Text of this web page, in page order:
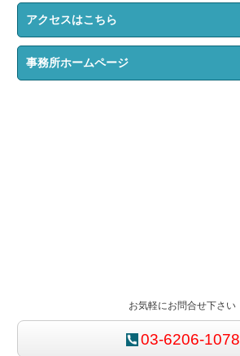
アクセスはこちら
事務所ホームページ
お気軽にお問合せ下さい
03-6206-1078